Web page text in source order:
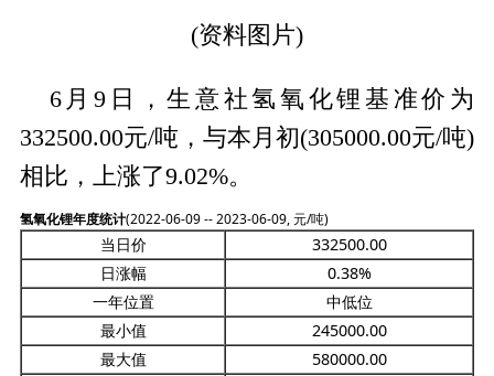
(资料图片)
6月9日，生意社氢氧化锂基准价为
332500.00元/吨，与本月初(305000.00元/吨)
相比，上涨了9.02%。
氢氧化锂年度统计(2022-06-09 -- 2023-06-09, 元/吨)
当日价
332500.00
日涨幅
0.38%
一年位置
中低位
最小值
245000.00
最大值
580000.00